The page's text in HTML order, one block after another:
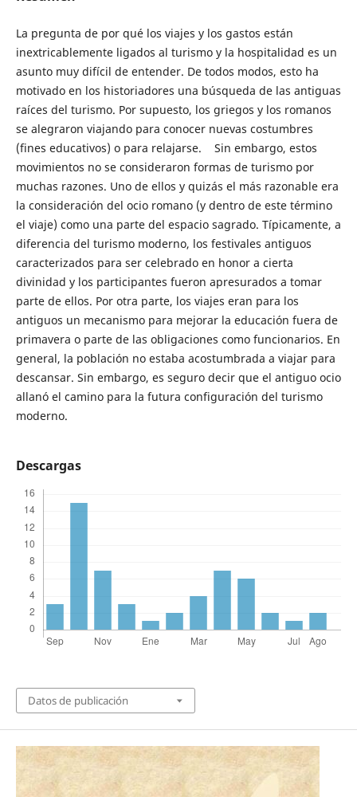
La pregunta de por qué los viajes y los gastos están
inextricablemente ligados al turismo y la hospitalidad es un
asunto muy difícil de entender. De todos modos, esto ha
motivado en los historiadores una búsqueda de las antiguas
raíces del turismo. Por supuesto, los griegos y los romanos
se alegraron viajando para conocer nuevas costumbres
(fines educativos) o para relajarse. Sin embargo, estos
movimientos no se consideraron formas de turismo por
muchas razones. Uno de ellos y quizás el más razonable era
la consideración del ocio romano (y dentro de este término
el viaje) como una parte del espacio sagrado. Típicamente, a
diferencia del turismo moderno, los festivales antiguos
caracterizados para ser celebrado en honor a cierta
divinidad y los participantes fueron apresurados a tomar
parte de ellos. Por otra parte, los viajes eran para los
antiguos un mecanismo para mejorar la educación fuera de
primavera o parte de las obligaciones como funcionarios. En
general, la población no estaba acostumbrada a viajar para
descansar. Sin embargo, es seguro decir que el antiguo ocio
allanó el camino para la futura configuración del turismo
moderno.
Descargas
Datos de publicación